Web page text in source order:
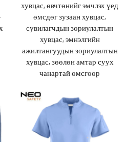
хувцас, өвчтөнийг эмчлэх үед
өмсдөг зузаан хувцас,
сувилагчдын зориулалтын
хувцас, эмнэлгийн
ажилтангуудын зориулалтын
хувцас, зөөлөн амтар суух
чанартай өмсгөөр